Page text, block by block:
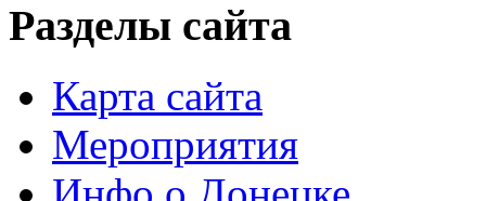
Разделы сайта
Карта сайта
Мероприятия